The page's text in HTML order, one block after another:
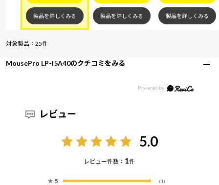
製品を詳しくみる 製品を詳しくみる 製品を詳しくみる
対象製品：25件
MousePro LP-I5A40のクチコミをみる
レビュー
5.0
レビュー件数： 1件
★ 5 (1)